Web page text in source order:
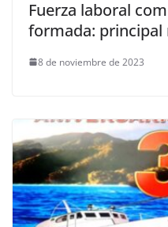
Fuerza laboral
formada:
8 de noviembre de 2023